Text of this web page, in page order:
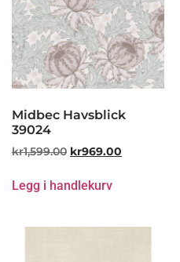
Midbec Havsblick
39024
kr1,599.00 kr969.00
Legg i handlekurv